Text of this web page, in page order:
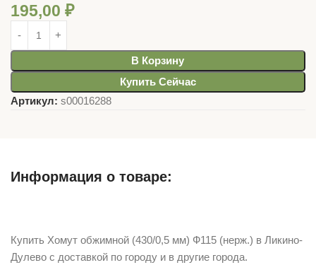
195,00 ₽
В Корзину
Купить Сейчас
Артикул: s00016288
Информация о товаре:
Купить Хомут обжимной (430/0,5 мм) Ф115 (нерж.) в Ликино-
Дулево с доставкой по городу и в другие города.